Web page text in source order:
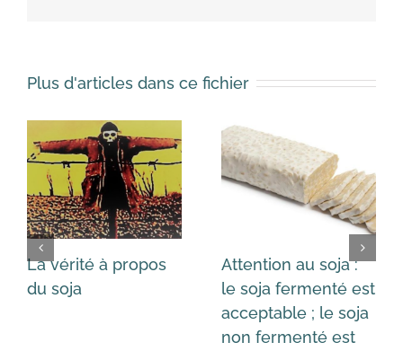
Plus d'articles dans ce fichier
La vérité à propos
du soja
Attention au soja :
le soja fermenté est
acceptable ; le soja
non fermenté est